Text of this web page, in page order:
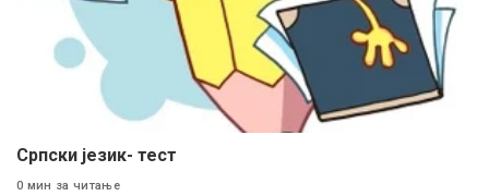
Српски језик- тест
0 мин за читање